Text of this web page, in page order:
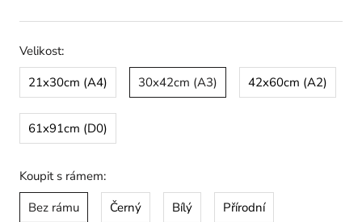
Velikost:
21x30cm (A4)
30x42cm (A3) 42x60cm (A2)
61x91cm (D0)
Koupit s rámem:
Bez rámu
Černý Bílý Přírodní